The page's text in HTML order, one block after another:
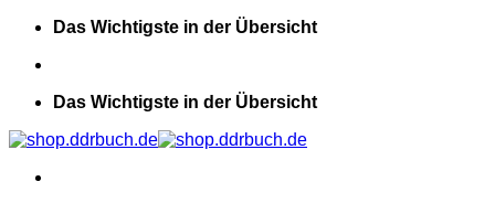
Zum
springen
Das Wichtigste in der Übersicht
Das Wichtigste in der Übersicht